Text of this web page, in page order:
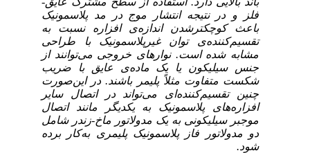
فلز و در نتیجه انتشار موج در مد پلاسمونیک
باعث کوچکترشدن اندازه‌ی افزاره نسبت به
تقسیم‌کننده‌ی توان غیرپلاسمونیک با طراحی
مشابه شده است. نوارهای خروجی می‌توانند از
جنس سیلیکون یا یک ماده‌ی عایق با ضریب
شکست متفاوت مثلاً پلیمر باشند. در این‌صورت
چنین تقسیم‌کننده‌ای می‌تواند در اتصال سایر
افزاره‌های پلاسمونیک به یکدیگر مانند اتصال
موجبر سیلیکونی به یک مدولاتور ماخ‌-‌زندر شامل
دو مدولاتور فاز پلاسمونیک پلیمری به‌کار برده
شود.